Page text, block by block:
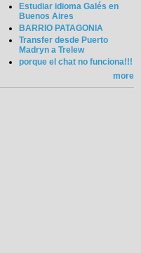
Estudiar idioma Galés en
Buenos Aires
BARRIO PATAGONIA
Transfer desde Puerto
Madryn a Trelew
porque el chat no funciona!!!
more